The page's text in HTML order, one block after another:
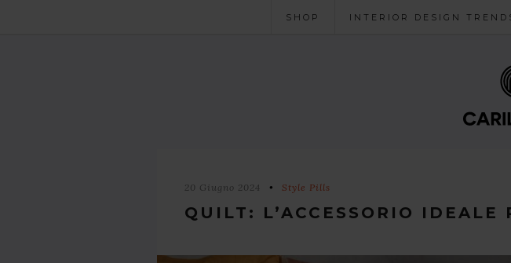
SHOP INTERIOR DESIGN
20 Giugno 2024 Style Pills
QUILT: L’ACCESSORIO